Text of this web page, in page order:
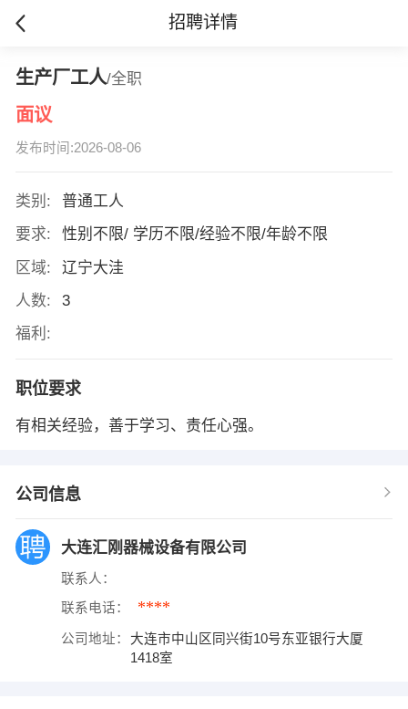
招聘详情
生产厂工人/全职
面议
发布时间:2026-08-06
类别:
普通工人
要求:
性别不限/ 学历不限/经验不限/年龄不限
区域:
辽宁大洼
人数:
3
福利:
职位要求
有相关经验，善于学习、责任心强。
公司信息
大连汇刚器械设备有限公司
联系人：
联系电话： ****
公司地址：
大连市中山区同兴街10号东亚银行大厦
1418室